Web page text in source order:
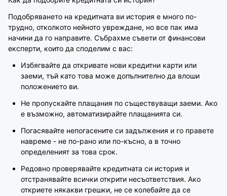
Подобряването на кредитната ви история е много по-
трудно, отколкото нейното увреждане, но все пак има
начини да го направите. Събрахме съвети от финансови
експерти, които да споделим с вас:
Избягвайте да откривате нови кредитни карти или
заеми, тъй като това може допълнително да влоши
положението ви.
Не пропускайте плащания по съществуващи заеми. Ако
е възможно, автоматизирайте плащанията си.
Погасявайте непогасените си задължения и го правете
навреме - не по-рано или по-късно, а в точно
определеният за това срок.
Редовно проверявайте кредитната си история и
отстранявайте всички открити несъответствия. Ако
откриете някакви грешки, не се колебайте да се